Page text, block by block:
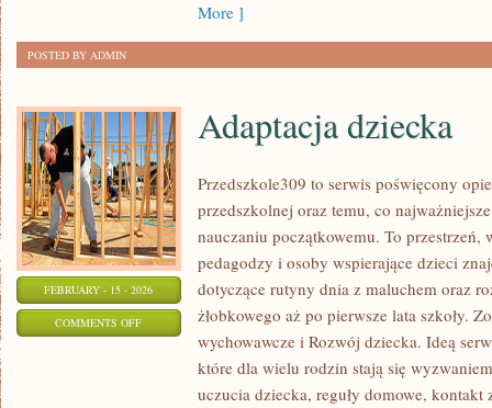
More ]
POSTED BY ADMIN
FEBRUARY - 15 - 2026
COMMENTS OFFON
ADAPTACJA
Adaptacja dziecka
Przedszkole309 to serwis poświęcony
przedszkolnej oraz temu, co
nauczaniu początkowemu. To
pedagodzy i osoby wspierające dzieci
dotyczące rutyny dnia z maluchem oraz
żłobkowego aż po pierwsze lata szkoły.
wychowawcze i Rozwój dziecka. Ideą
które dla wielu rodzin stają się
uczucia dziecka, reguły domowe, kontakt